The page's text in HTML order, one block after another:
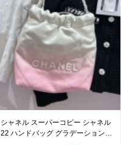
シャネル スーパーコピー シャネル
22 ハンドバッグ グラデーションレ